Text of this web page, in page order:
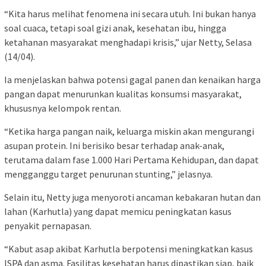
“Kita harus melihat fenomena ini secara utuh. Ini bukan hanya
soal cuaca, tetapi soal gizi anak, kesehatan ibu, hingga
ketahanan masyarakat menghadapi krisis,” ujar Netty, Selasa
(14/04).
Ia menjelaskan bahwa potensi gagal panen dan kenaikan harga
pangan dapat menurunkan kualitas konsumsi masyarakat,
khususnya kelompok rentan.
“Ketika harga pangan naik, keluarga miskin akan mengurangi
asupan protein. Ini berisiko besar terhadap anak-anak,
terutama dalam fase 1.000 Hari Pertama Kehidupan, dan dapat
mengganggu target penurunan stunting,” jelasnya.
Selain itu, Netty juga menyoroti ancaman kebakaran hutan dan
lahan (Karhutla) yang dapat memicu peningkatan kasus
penyakit pernapasan.
“Kabut asap akibat Karhutla berpotensi meningkatkan kasus
ISPA dan asma. Fasilitas kesehatan harus dipastikan siap, baik